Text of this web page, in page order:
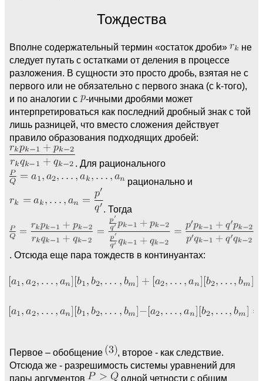
Тождества
Вполне содержательный термин «остаток дроби»
не
следует путать с остатками от деления в процессе
разложения. В сущности это просто дробь, взятая не с
первого или не обязательно с первого знака (с k-того),
и по аналогии с
-ичными дробями может
интерпретироваться как последний дробный знак с той
лишь разницей, что вместо сложения действует
правило образования подходящих дробей:
. Для рационального
рационально и
. Тогда
. Отсюда еще пара тождеств в континуантах:
Первое – обобщение
, второе - как следствие.
Отсюда же - разрешимость системы уравнений для
пары аргументов
одной четности с общим